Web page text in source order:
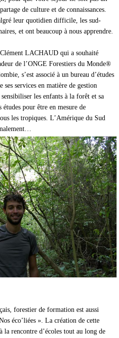
de culture et de connaissances.
leur quotidien difficile, les sud-
et ont beaucoup à nous apprendre.
LACHAUD qui a souhaité
de l’ONGE Forestiers du Monde®
s’est associé à un bureau d’études
services en matière de gestion
les enfants à la forêt et sa
pour être en mesure de
les tropiques. L’Amérique du Sud
forestier de formation est aussi
éco’liées ». La création de cette
la rencontre d’écoles tout au long de